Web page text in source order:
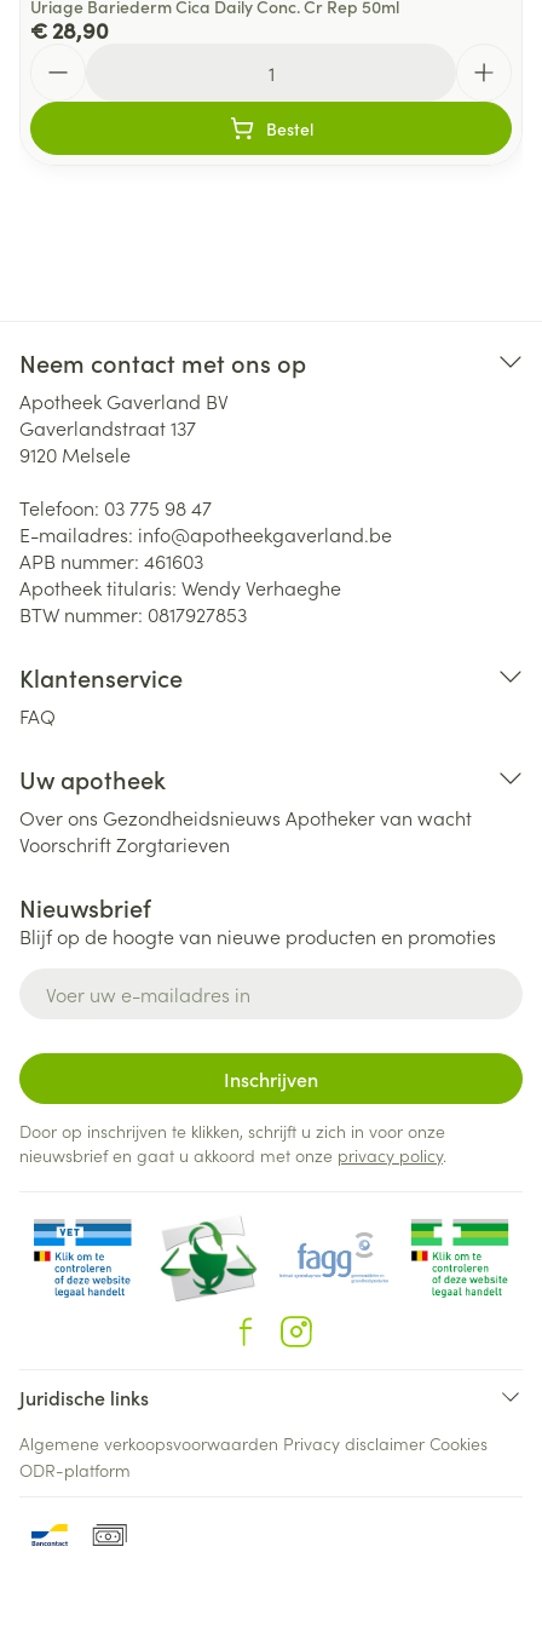
Uriage Bariederm Cica Daily Conc. Cr Rep 50ml
€ 28,90
Bestel
Neem contact met ons op
Apotheek Gaverland BV
Gaverlandstraat 137
9120 Melsele
Telefoon: 03 775 98 47
E-mailadres: info@apotheekgaverland.be
APB nummer: 461603
Apotheek titularis: Wendy Verhaeghe
BTW nummer: 0817927853
Klantenservice
FAQ
Uw apotheek
Over ons Gezondheidsnieuws Apotheker van wacht
VoorschriftZorgtarieven
Nieuwsbrief
Blijf op de hoogte van nieuwe producten en promoties
Inschrijven
Door op inschrijven te klikken, schrijft u zich in voor onze
nieuwsbrief en gaat u akkoord met onze privacy policy.
Juridische links
Algemene verkoopsvoorwaarden Privacy disclaimer Cookies
ODR-platform